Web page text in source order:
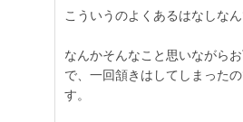
こういうのよくあるはなしな
なんかそんなこと思いながら
で、一回頷きはしてしまった
す。